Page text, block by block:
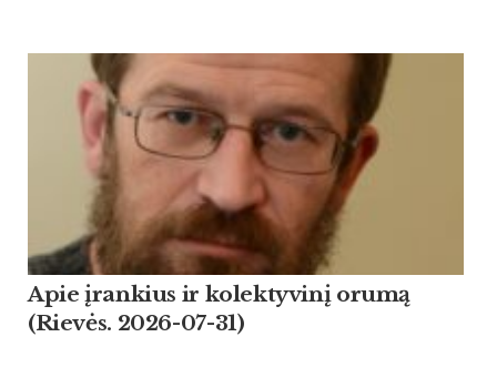
Apie įrankius ir kolektyvinį orumą
(Rievės. 2026-07-31)